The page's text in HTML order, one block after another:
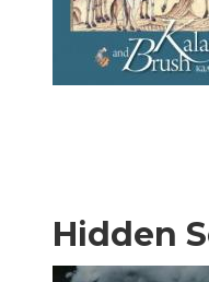
Hidden